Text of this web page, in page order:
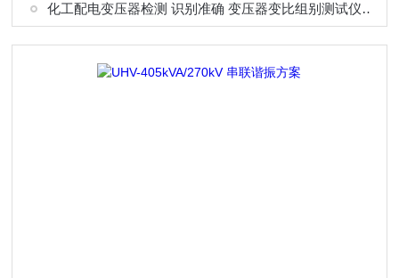
化工配电变压器检测 识别准确 变压器变比组别测试仪工况选型参考